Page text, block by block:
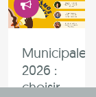
Municipales
2026 :
choisir